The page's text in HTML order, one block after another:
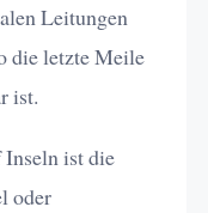
Leitungen
die letzte Meile
ist.
Inseln ist die
oder